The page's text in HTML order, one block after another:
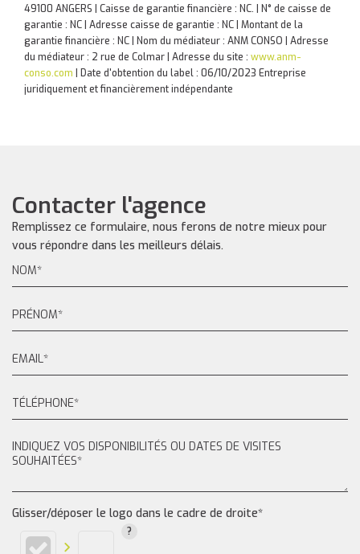
49100 ANGERS | Caisse de garantie financière : NC. | N° de caisse de
garantie : NC | Adresse caisse de garantie : NC | Montant de la
garantie financière : NC | Nom du médiateur : ANM CONSO | Adresse
du médiateur : 2 rue de Colmar | Adresse du site : www.anm-
conso.com | Date d'obtention du label : 06/10/2023 Entreprise
juridiquement et financièrement indépendante
Contacter l'agence
Remplissez ce formulaire, nous ferons de notre mieux pour
vous répondre dans les meilleurs délais.
Glisser/déposer le logo dans le cadre de droite*